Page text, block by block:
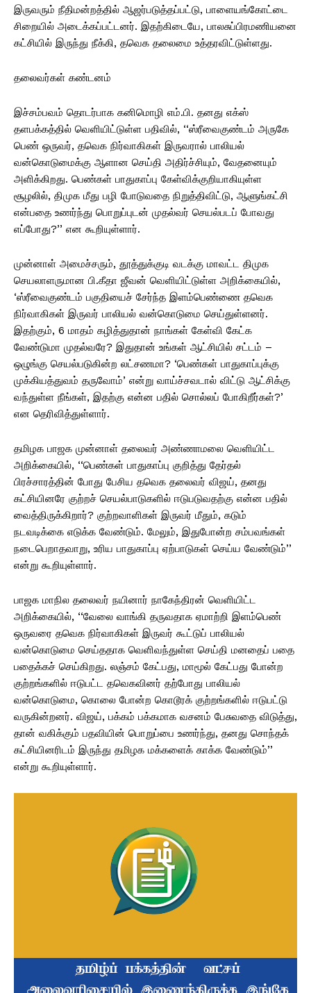
இருவரும் நீதிமன்றத்தில் ஆஜர்படுத்தப்பட்டு, பாளையங்கோட்டை
சிறையில் அடைக்கப்பட்டனர். இதற்கிடையே, பாலசுப்பிரமணியனை
கட்சியில் இருந்து நீக்கி, தவெக தலைமை உத்தரவிட்டுள்ளது.
தலைவர்கள் கண்டனம்
இச்சம்பவம் தொடர்பாக கனிமொழி எம்.பி. தனது எக்ஸ்
தளபக்கத்தில் வெளியிட்டுள்ள பதிவில், ‘‘ஸ்ரீவைகுண்டம் அருகே
பெண் ஒருவர், தவெக நிர்வாகிகள் இருவரால் பாலியல்
வன்கொடுமைக்கு ஆளான செய்தி அதிர்ச்சியும், வேதனையும்
அளிக்கிறது. பெண்கள் பாதுகாப்பு கேள்விக்குறியாகியுள்ள
சூழலில், திமுக மீது பழி போடுவதை நிறுத்திவிட்டு, ஆளுங்கட்சி
என்பதை உணர்ந்து பொறுப்புடன் முதல்வர் செயல்படப் போவது
எப்போது?’’ என கூறியுள்ளார்.
முன்னாள் அமைச்சரும், தூத்துக்குடி வடக்கு மாவட்ட திமுக
செயலாளருமான பி.கீதா ஜீவன் வெளியிட்டுள்ள அறிக்கையில்,
‘ஸ்ரீவைகுண்டம் பகுதியைச் சேர்ந்த இளம்பெண்ணை தவெக
நிர்வாகிகள் இருவர் பாலியல் வன்கொடுமை செய்துள்ளனர்.
இதற்கும், 6 மாதம் கழித்துதான் நாங்கள் கேள்வி கேட்க
வேண்டுமா முதல்வரே? இதுதான் உங்கள் ஆட்சியில் சட்டம் –
ஒழுங்கு செயல்படுகின்ற லட்சணமா? ‘பெண்கள் பாதுகாப்புக்கு
முக்கியத்துவம் தருவோம்’ என்று வாய்ச்சவடால் விட்டு ஆட்சிக்கு
வந்துள்ள நீங்கள், இதற்கு என்ன பதில் சொல்லப் போகிறீர்கள்?’
என தெரிவித்துள்ளார்.
தமிழக பாஜக முன்னாள் தலைவர் அண்ணாமலை வெளியிட்ட
அறிக்கையில், ‘‘பெண்கள் பாதுகாப்பு குறித்து தேர்தல்
பிரச்சாரத்தின் போது பேசிய தவெக தலைவர் விஜய், தனது
கட்சியினரே குற்றச் செயல்பாடுகளில் ஈடுபடுவதற்கு என்ன பதில்
வைத்திருக்கிறார்? குற்றவாளிகள் இருவர் மீதும், கடும்
நடவடிக்கை எடுக்க வேண்டும். மேலும், இதுபோன்ற சம்பவங்கள்
நடைபெறாதவாறு, உரிய பாதுகாப்பு ஏற்பாடுகள் செய்ய வேண்டும்’’
என்று கூறியுள்ளார்.
பாஜக மாநில தலைவர் நயினார் நாகேந்திரன் வெளியிட்ட
அறிக்கையில், ‘‘வேலை வாங்கி தருவதாக ஏமாற்றி இளம்பெண்
ஒருவரை தவெக நிர்வாகிகள் இருவர் கூட்டுப் பாலியல்
வன்கொடுமை செய்ததாக வெளிவந்துள்ள செய்தி மனதைப் பதை
பதைக்கச் செய்கிறது. லஞ்சம் கேட்பது, மாமூல் கேட்பது போன்ற
குற்றங்களில் ஈடுபட்ட தவெகவினர் தற்போது பாலியல்
வன்கொடுமை, கொலை போன்ற கொடூரக் குற்றங்களில் ஈடுபட்டு
வருகின்றனர். விஜய், பக்கம் பக்கமாக வசனம் பேசுவதை விடுத்து,
தான் வகிக்கும் பதவியின் பொறுப்பை உணர்ந்து, தனது சொந்தக்
கட்சியினரிடம் இருந்து தமிழக மக்களைக் காக்க வேண்டும்’’
என்று கூறியுள்ளார்.